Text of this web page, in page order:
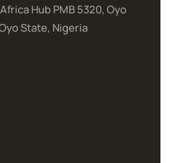
Hub PMB 5320, Oyo
State, Nigeria